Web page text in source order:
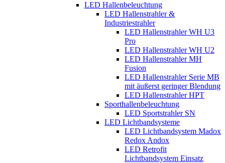
LED Hallenbeleuchtung
LED Hallenstrahler &
Industriestrahler
LED Hallenstrahler WH U3
Pro
LED Hallenstrahler WH U2
LED Hallenstrahler MH
Fusion
LED Hallenstrahler Serie MB
mit äußerst geringer Blendung
LED Hallenstrahler HPT
Sporthallenbeleuchtung
LED Sportstrahler SN
LED Lichtbandsysteme
LED Lichtbandsystem Madox
Redox Andox
LED Retrofit
Lichtbandsystem Einsatz